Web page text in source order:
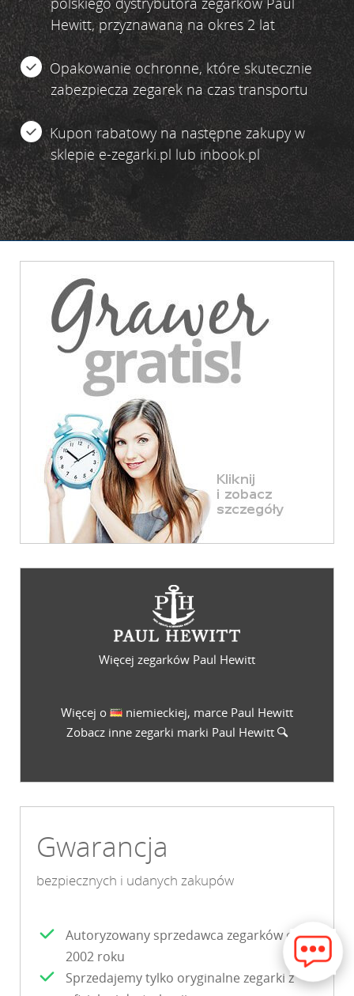
Hewitt, przyznawaną na okres 2 lat
Opakowanie ochronne, które skutecznie
zabezpiecza zegarek na czas transportu
Kupon rabatowy na następne zakupy w
sklepie e-zegarki.pl lub inbook.pl
Więcej zegarków Paul Hewitt
Więcej o
niemieckiej, marce Paul Hewitt
Zobacz inne zegarki marki Paul Hewitt
Gwarancja
bezpiecznych i udanych zakupów
Autoryzowany sprzedawca zegarków od
2002 roku
Sprzedajemy tylko oryginalne zegarki z